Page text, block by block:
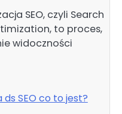
SEO, czyli Search
to proces,
widoczności
SEO co to jest?